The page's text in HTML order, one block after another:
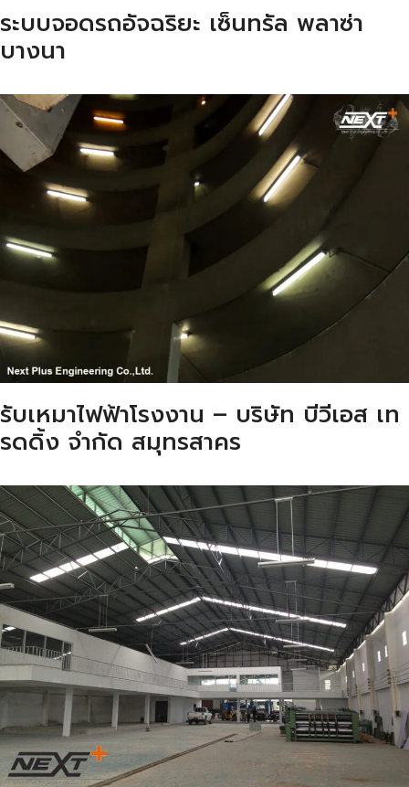
ระบบจอดรถอัจฉริยะ เซ็นทรัล พลาซ่า
บางนา
รับเหมาไฟฟ้าโรงงาน – บริษัท บีวีเอส เท
รดดิ้ง จำกัด สมุทรสาคร